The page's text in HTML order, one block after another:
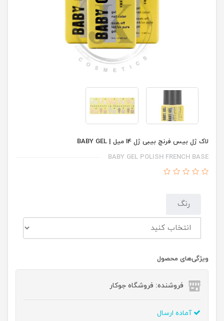
لاک ژل بیس فرنچ بیبی ژل 14 میل | BABY GEL
BABY GEL POLISH FRENCH BASE
رنگ
ویژگی‌های محصول
فروشنده: فروشگاه جوکار
آماده ارسال